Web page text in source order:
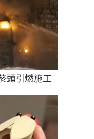
頭引燃施工